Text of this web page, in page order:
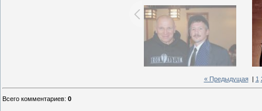
« Предыдущая| 1
Всего комментариев: 0